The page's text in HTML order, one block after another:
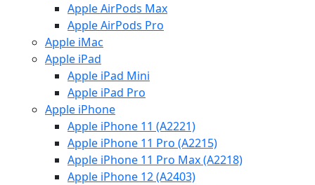
Apple AirPods Max
Apple AirPods Pro
Apple iMac
Apple iPad
Apple iPad Mini
Apple iPad Pro
Apple iPhone
Apple iPhone 11 (A2221)
Apple iPhone 11 Pro (A2215)
Apple iPhone 11 Pro Max (A2218)
Apple iPhone 12 (A2403)